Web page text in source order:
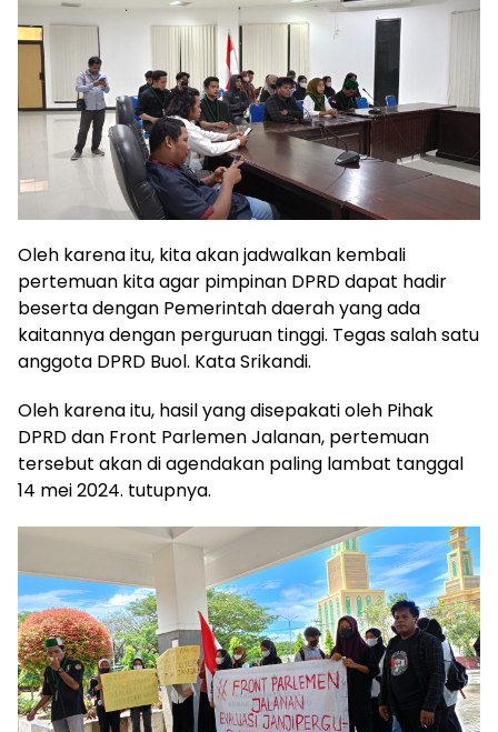
Oleh karena itu, kita akan jadwalkan kembali
pertemuan kita agar pimpinan DPRD dapat hadir
beserta dengan Pemerintah daerah yang ada
kaitannya dengan perguruan tinggi. Tegas salah satu
anggota DPRD Buol. Kata Srikandi.
Oleh karena itu, hasil yang disepakati oleh Pihak
DPRD dan Front Parlemen Jalanan, pertemuan
tersebut akan di agendakan paling lambat tanggal
14 mei 2024. tutupnya.